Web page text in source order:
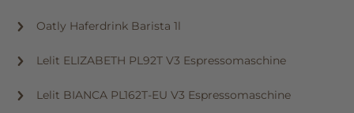
Oatly Haferdrink Barista 1l
Lelit ELIZABETH PL92T V3 Espressomaschine
Lelit BIANCA PL162T-EU V3 Espressomaschine